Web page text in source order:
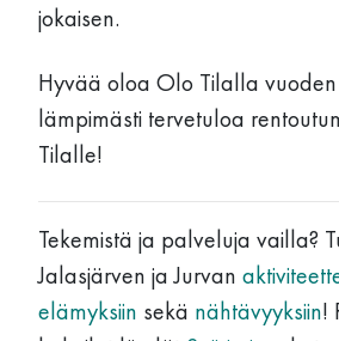
jokaisen.
Hyvää oloa Olo Tilalla
lämpimästi tervetuloa
Tilalle!
Tekemistä ja palveluja vailla?
Jalasjärven ja Jurvan
elämyksiin sekä nähtävyyksiin!